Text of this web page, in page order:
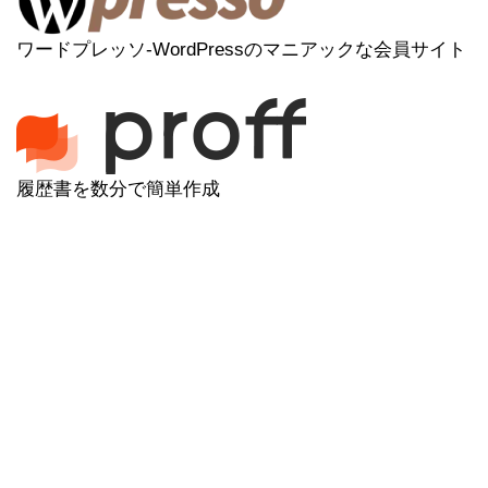
ワードプレッソ-WordPressのマニアックな会員サイト
履歴書を数分で簡単作成